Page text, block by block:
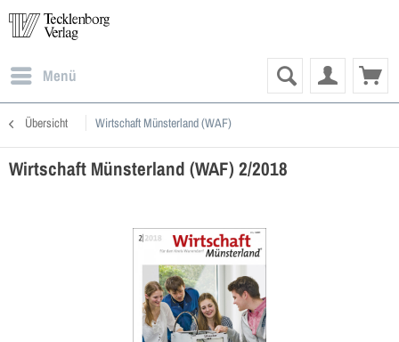
Menü
Übersicht Wirtschaft Münsterland (WAF)
Wirtschaft Münsterland (WAF) 2/2018